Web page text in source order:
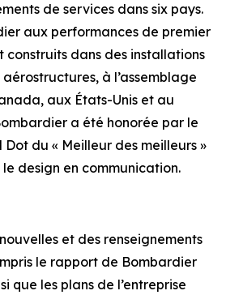
de services dans six pays.
aux performances de premier
construits dans des installations
à l’assemblage
aux États-Unis et au
a été honorée par le
du « Meilleur des meilleurs »
le design en communication.
et des renseignements
le rapport de Bombardier
que les plans de l’entreprise